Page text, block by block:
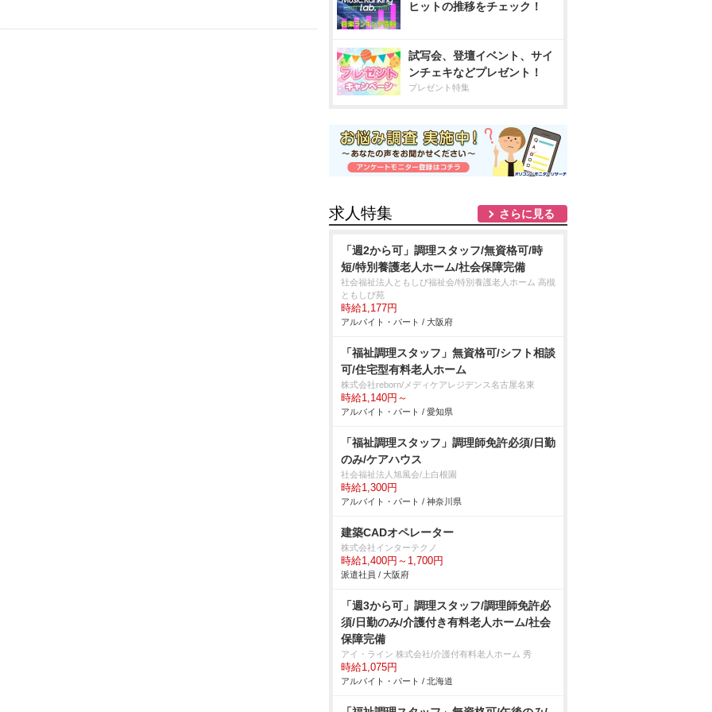
ヒットの推移をチェック！
試写会、登壇イベント、サイ
ンチェキなどプレゼント！
プレゼント特集
求人特集 さらに見る
「週2から可」調理スタッフ/無資格可/時
短/特別養護老人ホーム/社会保障完備
社会福祉法人ともしび福祉会/特別養護老人ホーム 高槻
ともしび苑
時給1,177円
アルバイト・パート / 大阪府
「福祉調理スタッフ」無資格可/シフト相談
可/住宅型有料老人ホーム
株式会社reborn/メディケアレジデンス名古屋名東
時給1,140円～
アルバイト・パート / 愛知県
「福祉調理スタッフ」調理師免許必須/日勤
のみ/ケアハウス
社会福祉法人旭風会/上白根園
時給1,300円
アルバイト・パート / 神奈川県
建築CADオペレーター
株式会社インターテクノ
時給1,400円～1,700円
派遣社員 / 大阪府
「週3から可」調理スタッフ/調理師免許必
須/日勤のみ/介護付き有料老人ホーム/社会
保障完備
アイ・ライン 株式会社/介護付有料老人ホーム 秀
時給1,075円
アルバイト・パート / 北海道